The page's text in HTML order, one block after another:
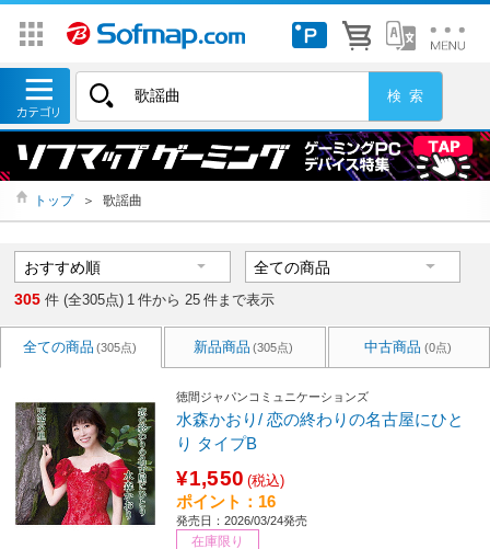
トップ ＞ 歌謡曲
305 件 (全305点) 1 件から 25 件まで表示
全ての商品 (305点) 新品商品 (305点) 中古商品 (0点)
徳間ジャパンコミュニケーションズ
水森かおり/ 恋の終わりの名古屋にひと
り タイプB
¥1,550 (税込)
ポイント：16
発売日：2026/03/24発売
在庫限り